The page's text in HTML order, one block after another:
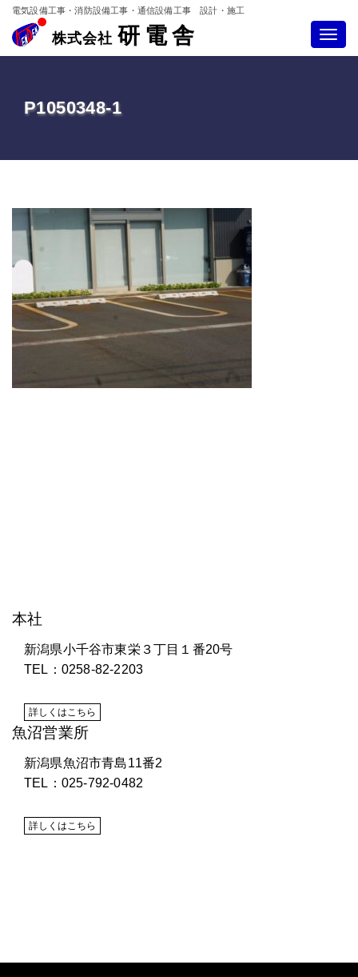
Toggle
株式会社 研電舎
電気設備工事・消防設備工事・通信設備工事 設計・施工
P1050348-1
本社
新潟県小千谷市東栄３丁目１番20号
TEL：0258-82-2203
詳しくはこちら
魚沼営業所
新潟県魚沼市青島11番2
TEL：025-792-0482
詳しくはこちら